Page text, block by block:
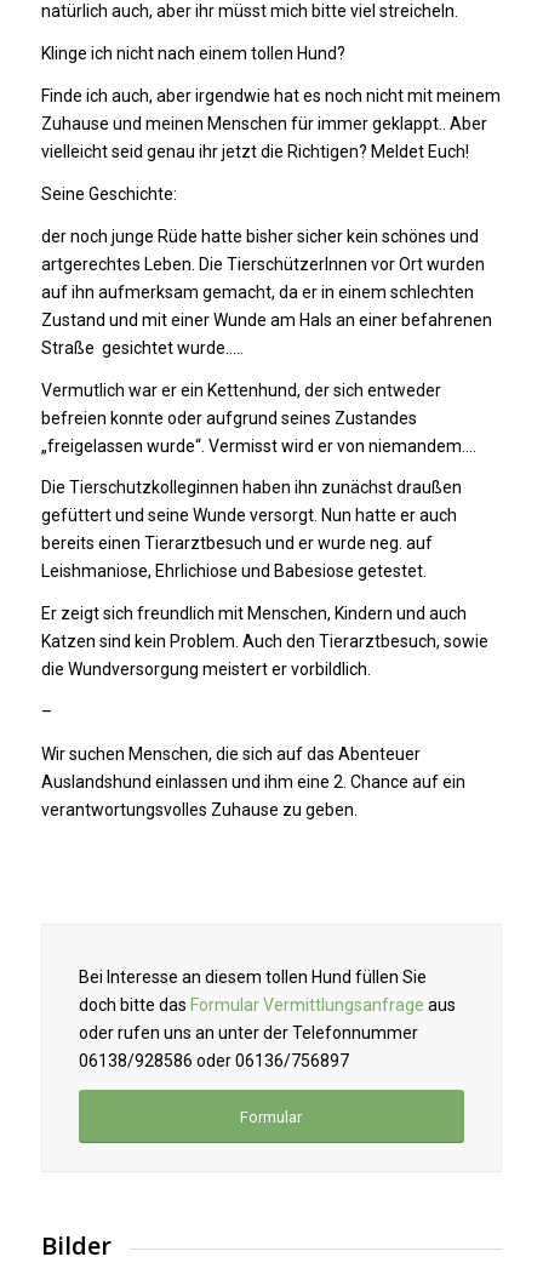
natürlich auch, aber ihr müsst mich bitte viel streicheln.
Klinge ich nicht nach einem tollen Hund?
Finde ich auch, aber irgendwie hat es noch nicht mit meinem
Zuhause und meinen Menschen für immer geklappt.. Aber
vielleicht seid genau ihr jetzt die Richtigen? Meldet Euch!
Seine Geschichte:
der noch junge Rüde hatte bisher sicher kein schönes und
artgerechtes Leben. Die TierschützerInnen vor Ort wurden
auf ihn aufmerksam gemacht, da er in einem schlechten
Zustand und mit einer Wunde am Hals an einer befahrenen
Straße gesichtet wurde…..
Vermutlich war er ein Kettenhund, der sich entweder
befreien konnte oder aufgrund seines Zustandes
„freigelassen wurde“. Vermisst wird er von niemandem….
Die Tierschutzkolleginnen haben ihn zunächst draußen
gefüttert und seine Wunde versorgt. Nun hatte er auch
bereits einen Tierarztbesuch und er wurde neg. auf
Leishmaniose, Ehrlichiose und Babesiose getestet.
Er zeigt sich freundlich mit Menschen, Kindern und auch
Katzen sind kein Problem. Auch den Tierarztbesuch, sowie
die Wundversorgung meistert er vorbildlich.
–
Wir suchen Menschen, die sich auf das Abenteuer
Auslandshund einlassen und ihm eine 2. Chance auf ein
verantwortungsvolles Zuhause zu geben.
Bei Interesse an diesem tollen Hund füllen Sie
doch bitte das Formular Vermittlungsanfrage aus
oder rufen uns an unter der Telefonnummer
06138/928586 oder 06136/756897
Formular
Bilder